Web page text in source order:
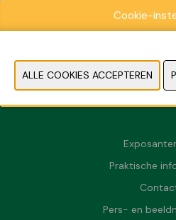
Praktische
Pers- en
Cookie-